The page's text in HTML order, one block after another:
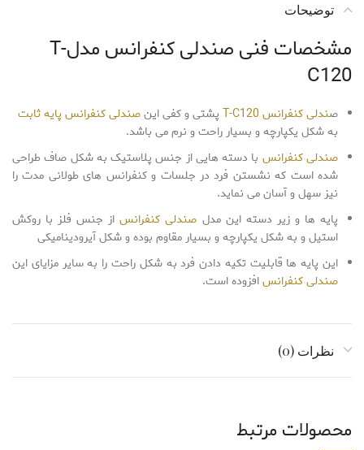
توضیحات
مشخصات فنی صندلی کنفرانس مدلT-
C120
صندلی کنفرانس T-C120 پشتی و کفی اینصندلی کنفرانس پایه ثابت
به شکل یکپارچه و بسیار راحت و نرم می باشد.
صندلی کنفرانس با دسته هایی از جنس پلاستیک به شکل صاف طراحی
شده است که نشستن فرد در جلسات و کنفرانس های طولانی مدت را
نیز سهل و آسان می نماید.
پایه ها و زیر دسته این مدل صندلی کنفرانس از جنس فلز با روکش
استیل و به شکل یکپارچه و بسیار مقاوم بوده و شکل آیرودینامیکی
این پایه ها قابلیت تکیه دادن فرد به شکل راحت را به سایر مزایای این
صندلی کنفرانسافزوده است.
نظرات (0)
محصولات مرتبط